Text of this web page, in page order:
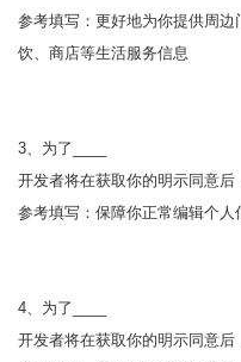
参考填写：更好地为你提供周
饮、商店等生活服务信息
3、为了____
开发者将在获取你的明示同意后
参考填写：保障你正常编辑个人
4、为了____
开发者将在获取你的明示同意后